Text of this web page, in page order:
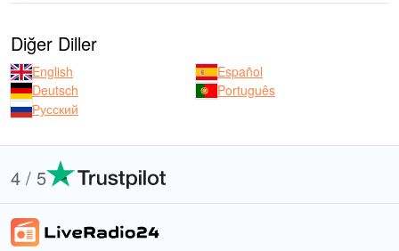
Diğer Diller
English
Español
Deutsch
Português
Русский
4 / 5